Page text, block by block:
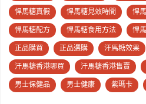
悍馬糖真假 悍馬糖見效時間 悍
悍馬糖配方 悍馬糖食用方法 悍
正品購買 正品選購 汗馬糖效果
汗馬糖香港哪買 汗馬糖香港售賣
男士保健品 男士健康 紫瑪卡